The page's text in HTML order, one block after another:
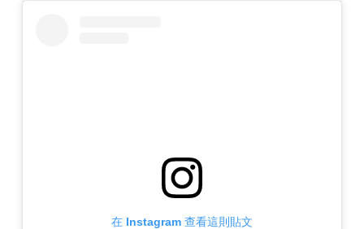
在 Instagram 查看這則貼文